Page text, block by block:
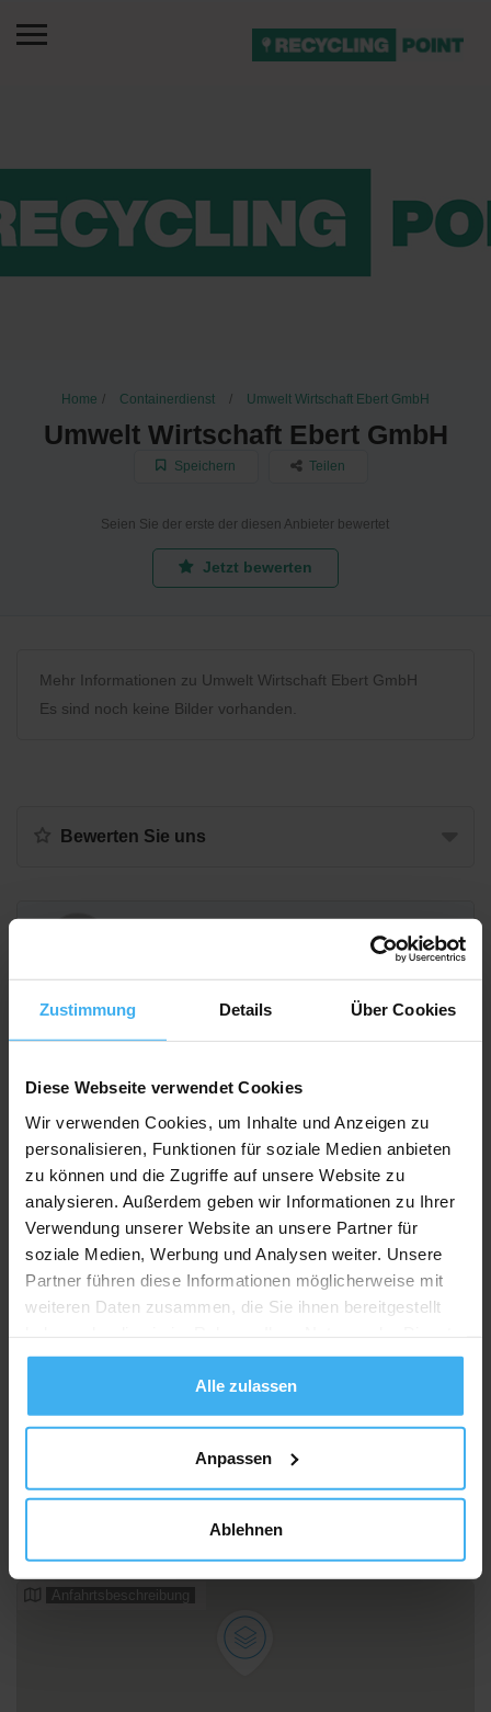
Zustimmung Details Über Cookies
Diese Webseite verwendet Cookies
Wir verwenden Cookies, um Inhalte und Anzeigen zu
personalisieren, Funktionen für soziale Medien anbieten
zu können und die Zugriffe auf unsere Website zu
analysieren. Außerdem geben wir Informationen zu Ihrer
Verwendung unserer Website an unsere Partner für
soziale Medien, Werbung und Analysen weiter. Unsere
Partner führen diese Informationen möglicherweise mit
weiteren Daten zusammen, die Sie ihnen bereitgestellt
gesammelt haben.
Alle zulassen
Anpassen
Ablehnen
Home Containerdienst Umwelt Wirtschaft Ebert GmbH
Umwelt Wirtschaft Ebert GmbH
Speichern Teilen
Seien Sie der erste der diesen Anbieter bewertet
Jetzt bewerten
Mehr Informationen zu Umwelt Wirtschaft Ebert GmbH
Es sind noch keine Bilder vorhanden.
Bewerten Sie uns
Anfahrtsbeschreibung